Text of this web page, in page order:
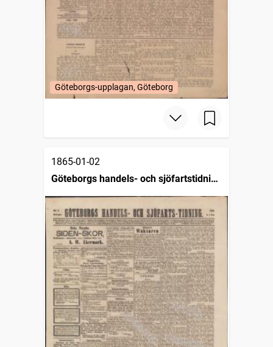
Göteborgs-upplagan, Göteborg
1865-01-02
Göteborgs handels- och sjöfartstidning